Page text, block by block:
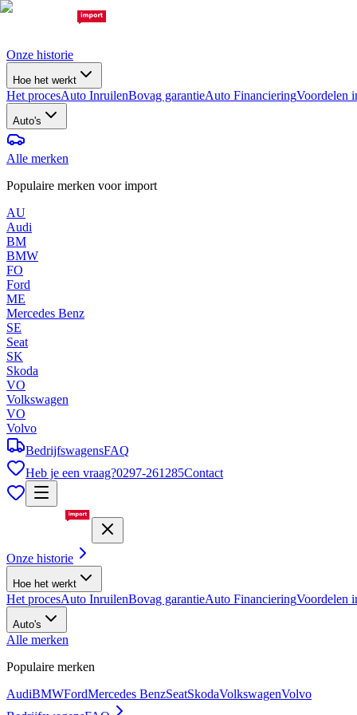
Onze historie
Hoe het werkt
Het procesAuto InruilenBovag garantieAuto FinancieringVoordelen
Auto's
Alle merken
Populaire merken voor import
AU
Audi
BM
BMW
FO
Ford
ME
Mercedes Benz
SE
Seat
SK
Skoda
VO
Volkswagen
VO
Volvo
BedrijfswagensFAQ
Heb je een vraag?0297-261285Contact
Onze historie
Hoe het werkt
Het procesAuto InruilenBovag garantieAuto FinancieringVoordelen
Auto's
Alle merken
Populaire merken
AudiBMWFordMercedes BenzSeatSkodaVolkswagenVolvo